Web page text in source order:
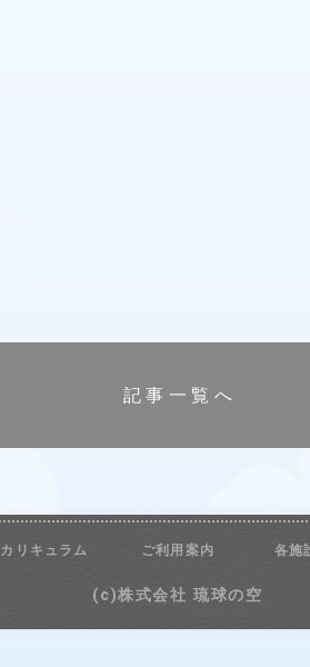
記事一覧へ
カリキュラム ご利用案内 各施
(c)株式会社 琉球の空